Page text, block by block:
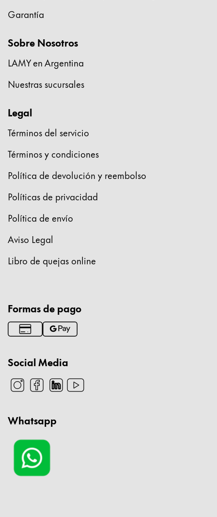
Garantía
Sobre Nosotros
LAMY en Argentina
Nuestras sucursales
Legal
Términos del servicio
Términos y condiciones
Política de devolución y reembolso
Políticas de privacidad
Política de envío
Aviso Legal
Libro de quejas online
Formas de pago
Social Media
Whatsapp